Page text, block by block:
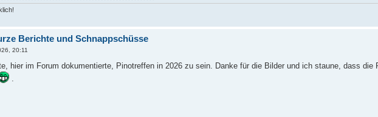
Berichte und Schnappschüsse
20:11
hier im Forum dokumentierte, Pinotreffen in 2026 zu sein. Danke für die Bilder und ich staune, dass die
.